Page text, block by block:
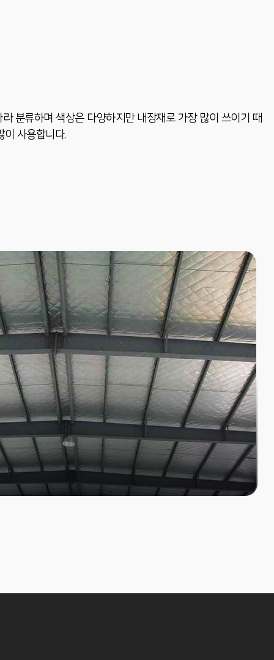
분류하며 색상은 다양하지만 내장재로 가장 많이 쓰이기 때
이 사용합니다.